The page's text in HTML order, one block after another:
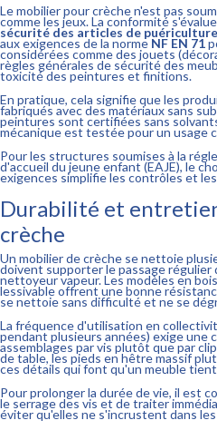
Le mobilier pour crèche n'est pas
comme les jeux. La conformité
sécurité des articles de puériculture
aux exigences de la norme NF EN 71
considérées comme des jouets
règles générales de sécurité des
toxicité des peintures et finitions.
En pratique, cela signifie que les
fabriqués avec des matériaux sans
peintures sont certifiées sans
mécanique est testée pour un usage
Pour les structures soumises à la
d'accueil du jeune enfant (EAJE), le
exigences simplifie les contrôles et
Durabilité et
crèche
Un mobilier de crèche se nettoie
doivent supporter le passage régulier
nettoyeur vapeur. Les modèles en
lessivable offrent une bonne
se nettoie sans difficulté et ne se
La fréquence d'utilisation en
pendant plusieurs années) exige une
assemblages par vis plutôt que par
de table, les pieds en hêtre massif
ces détails qui font qu'un meuble tient
Pour prolonger la durée de vie, il est
le serrage des vis et de traiter
éviter qu'elles ne s'incrustent dans